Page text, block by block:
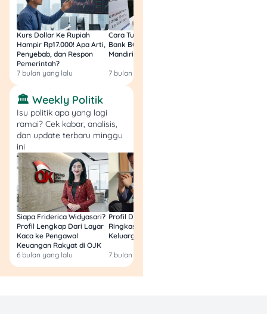
Kurs Dollar Ke Rupiah
Hampir Rp17.000! Apa Arti,
Penyebab, dan Respon
Pemerintah?
7 bulan yang lalu
Cara Tukar Uang Baru di
Bank BCA (Umum, BNI,
Mandiri, BRI, dan BSI) 2026!
7 bulan yang lalu
🏛️ Weekly Politik
Isu politik apa yang lagi
ramai? Cek kabar, analisis,
dan update terbaru minggu
ini
Siapa Friderica Widyasari?
Profil Lengkap Dari Layar
Kaca ke Pengawal
Keuangan Rakyat di OJK
6 bulan yang lalu
Profil Darma Mangkuluhur:
Ringkas Latar Belakang
Keluarga dan Bisnisnya
7 bulan yang lalu